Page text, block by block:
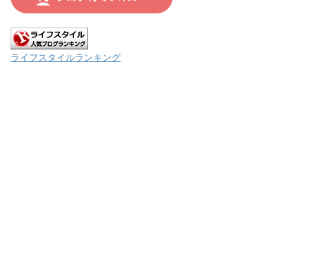
ライフスタイルランキング